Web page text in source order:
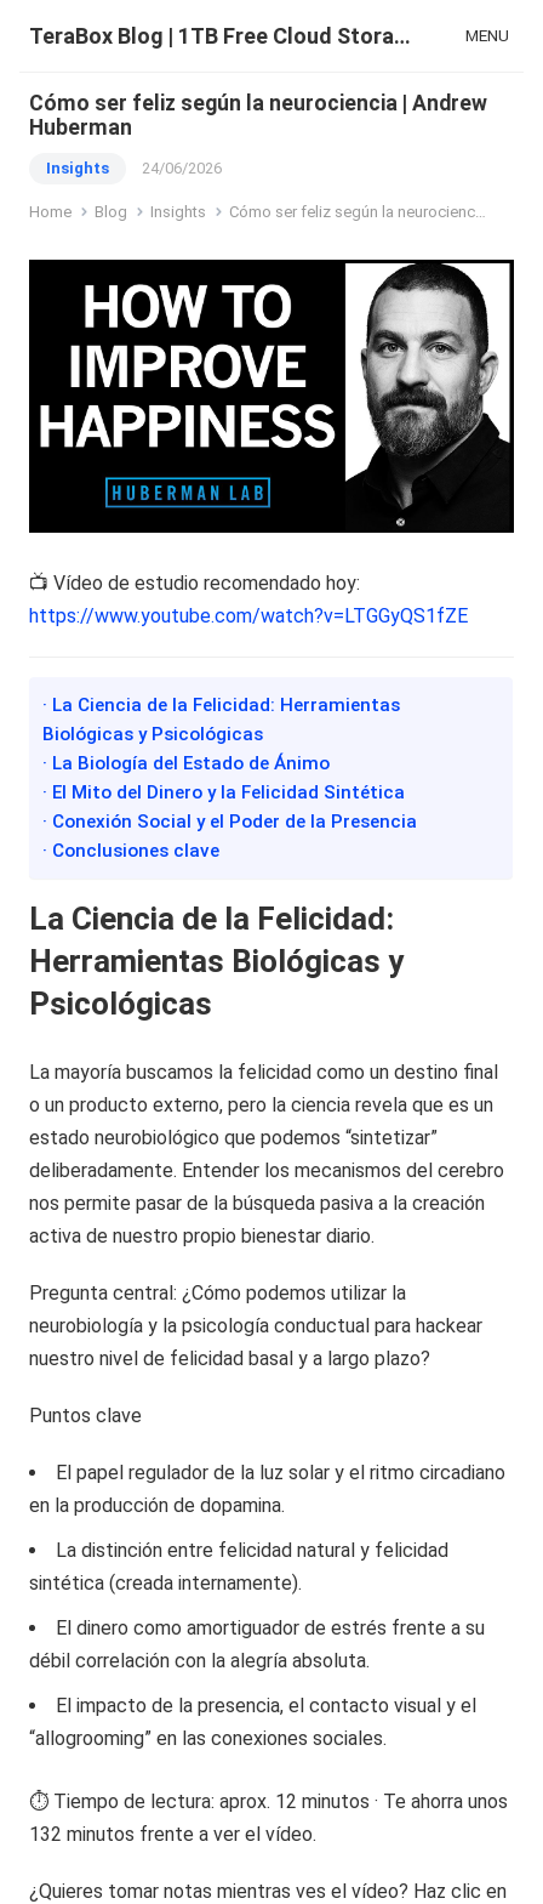
TeraBox Blog | 1TB Free Cloud Storage & All-in-One AI Space MENU
Cómo ser feliz según la neurociencia | Andrew
Huberman
Insights 24/06/2026
Home Blog Insights Cómo ser feliz según la neurociencia | Andrew Huberman
📺 Vídeo de estudio recomendado hoy:
https://www.youtube.com/watch?v=LTGGyQS1fZE
· La Ciencia de la Felicidad: Herramientas
Biológicas y Psicológicas
· La Biología del Estado de Ánimo
· El Mito del Dinero y la Felicidad Sintética
· Conexión Social y el Poder de la Presencia
· Conclusiones clave
La Ciencia de la Felicidad:
Herramientas Biológicas y
Psicológicas
La mayoría buscamos la felicidad como un destino final
o un producto externo, pero la ciencia revela que es un
estado neurobiológico que podemos “sintetizar”
deliberadamente. Entender los mecanismos del cerebro
nos permite pasar de la búsqueda pasiva a la creación
activa de nuestro propio bienestar diario.
Pregunta central: ¿Cómo podemos utilizar la
neurobiología y la psicología conductual para hackear
nuestro nivel de felicidad basal y a largo plazo?
Puntos clave
El papel regulador de la luz solar y el ritmo circadiano
en la producción de dopamina.
La distinción entre felicidad natural y felicidad
sintética (creada internamente).
El dinero como amortiguador de estrés frente a su
débil correlación con la alegría absoluta.
El impacto de la presencia, el contacto visual y el
“allogrooming” en las conexiones sociales.
⏱️ Tiempo de lectura: aprox. 12 minutos · Te ahorra unos
132 minutos frente a ver el vídeo.
¿Quieres tomar notas mientras ves el vídeo? Haz clic en